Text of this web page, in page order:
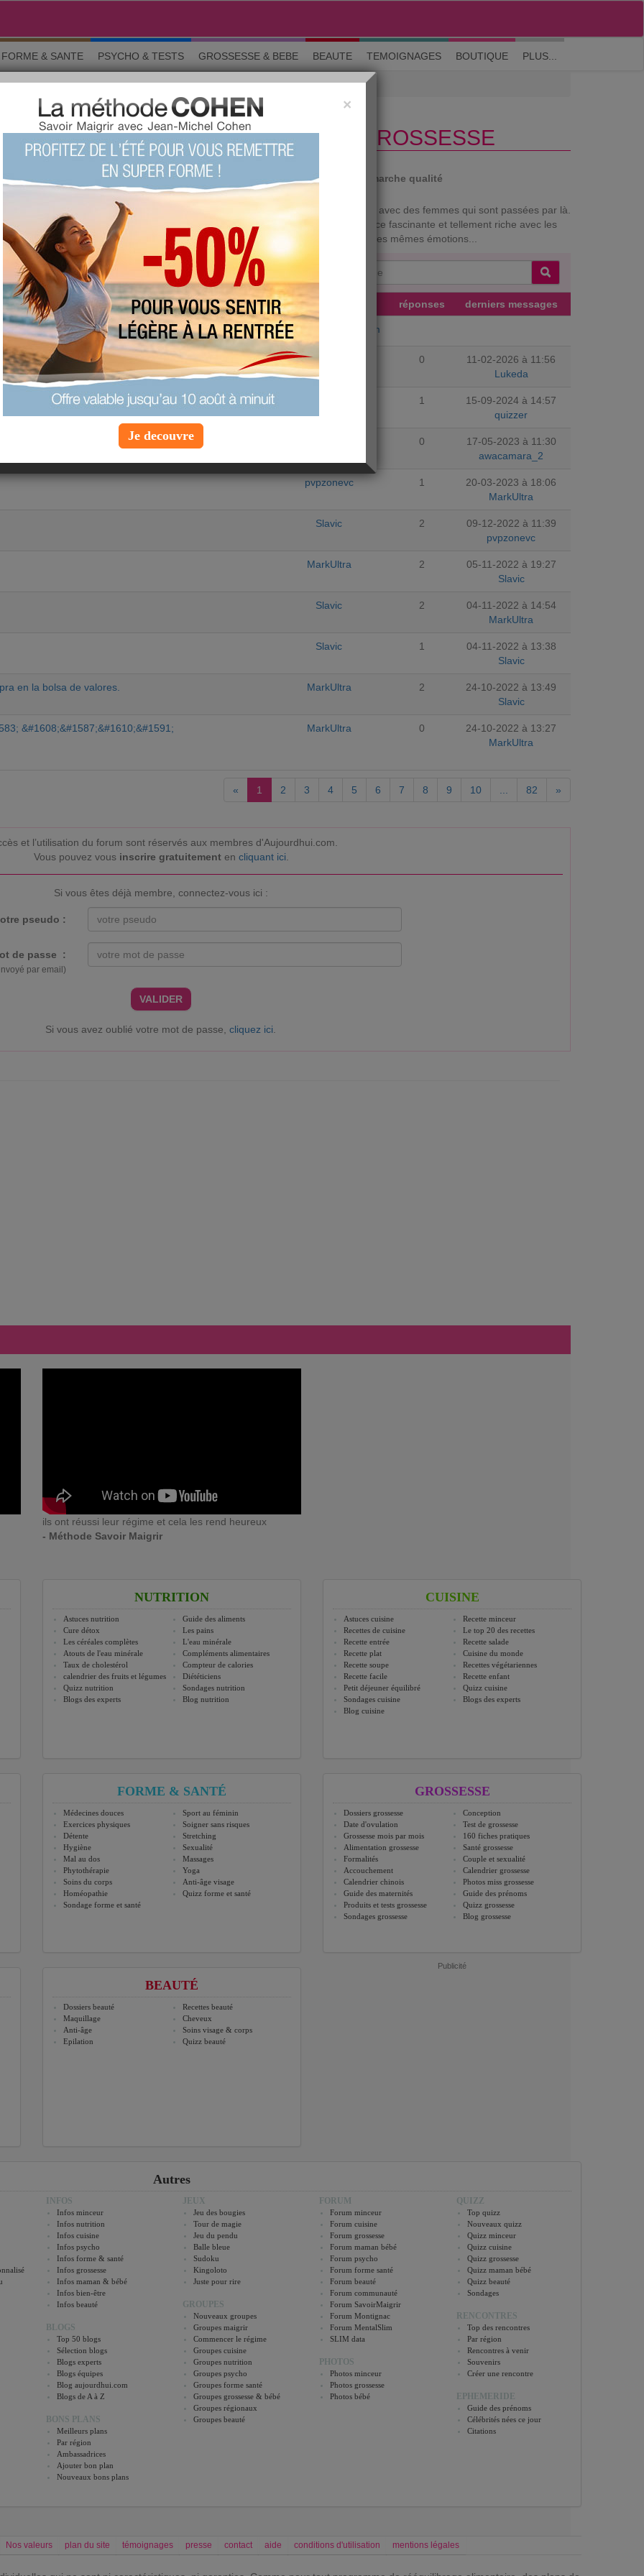
M'inscrire| Me connecter| ? Visite guidée
FORME & SANTE PSYCHO & TESTS GROSSESSE & BEBE BEAUTE TEMOIGNAGES BOUTIQUE PLUS...
vivre sa grossesse
ENCEINTE ET BIEN VIVRE SA GROSSESSE
& tests Grossesse Maman & bébé Beauté La communauté Démarche qualité
êtes heureuse ou, peut-être un peu prise de cours. C'est le moment d'en parler avec des femmes qui sont passées par là.
et de petits tracas. Venez partager les petites histoires de cette expérience fascinante et tellement riche avec les
chose que vous, se posent les mêmes questions et sont en train de vivre les mêmes émotions...
Chercher un sujet particulier :
SUJETS réponses derniers messages
equipe-aujourdhuicom
Lukeda 0
11-02-2026 à 11:56
Lukeda
1
15-09-2024 à 14:57
quizzer
0
17-05-2023 à 11:30
awacamara_2
pvpzonevc 1
20-03-2023 à 18:06
MarkUltra
Slavic 2
09-12-2022 à 11:39
pvpzonevc
MarkUltra 2
05-11-2022 à 19:27
Slavic
Slavic 2
04-11-2022 à 14:54
MarkUltra
Slavic 1
04-11-2022 à 13:38
Slavic
en la bolsa de valores. MarkUltra 2
24-10-2022 à 13:49
Slavic
&#1608;&#1587;&#1610;&#1591; MarkUltra 0
24-10-2022 à 13:27
MarkUltra
« 1 2 3 4 5 6 7 8 9 10 82 »
et l’utilisation du forum sont réservés aux membres d'Aujourdhui.com.
Vous pouvez vous inscrire gratuitementen cliquant ici
Si vous êtes déjà membre, connectez-vous ici :
pseudo :
de passe :
par email)
VALIDER
Si vous avez oublié votre mot de passe,cliquez ici
ils ont réussi leur régime et cela les rend heureux
- Méthode Savoir Maigrir
NUTRITION
Astuces nutrition
Guide des aliments
Cure détox
Les pains
Les céréales complètes
L'eau minérale
Atouts de l'eau minérale
Compléments alimentaires
Taux de cholestérol
Compteur de calories
calendrier des fruits et légumes
Diététiciens
Quizz nutrition
Sondages nutrition
Blogs des experts
Blog nutrition
CUISINE
Astuces cuisine
Recette minceur
Recettes de cuisine
Le top 20 des recettes
Recette entrée
Recette salade
Recette plat
Cuisine du monde
Recette soupe
Recettes végétariennes
Recette facile
Recette enfant
Petit déjeuner équilibré
Quizz cuisine
Sondages cuisine
Blogs des experts
Blog cuisine
FORME & SANTÉ
Médecines douces
Sport au féminin
Exercices physiques
Soigner sans risques
Détente
Stretching
Hygiène
Sexualité
Mal au dos
Massages
Phytothérapie
Yoga
Soins du corps
Anti-âge visage
Homéopathie
Quizz forme et santé
Sondage forme et santé
GROSSESSE
Dossiers grossesse
Conception
Date d'ovulation
Test de grossesse
Grossesse mois par mois
160 fiches pratiques
Alimentation grossesse
Santé grossesse
Formalités
Couple et sexualité
Accouchement
Calendrier grossesse
Calendrier chinois
Photos miss grossesse
Guide des maternités
Guide des prénoms
Produits et tests grossesse
Quizz grossesse
Sondages grossesse
Blog grossesse
BEAUTÉ
Dossiers beauté
Recettes beauté
Maquillage
Cheveux
Anti-âge
Soins visage & corps
Epilation
Quizz beauté
Publicité
Autres
INFOS
Infos minceur
Infos nutrition
Infos cuisine
Infos psycho
Infos forme & santé
Infos grossesse
Infos maman & bébé
Infos bien-être
Infos beauté
BLOGS
Top 50 blogs
Sélection blogs
Blogs experts
Blogs équipes
Blog aujourdhui.com
Blogs de A à Z
BONS PLANS
Meilleurs plans
Par région
Ambassadrices
Ajouter bon plan
Nouveaux bons plans
JEUX
Jeu des bougies
Tour de magie
Jeu du pendu
Balle bleue
Sudoku
Kingoloto
Juste pour rire
GROUPES
Nouveaux groupes
Groupes maigrir
Commencer le régime
Groupes cuisine
Groupes nutrition
Groupes psycho
Groupes forme santé
Groupes grossesse & bébé
Groupes régionaux
Groupes beauté
FORUM
Forum minceur
Forum cuisine
Forum grossesse
Forum maman bébé
Forum psycho
Forum forme santé
Forum beauté
Forum communauté
Forum SavoirMaigrir
Forum Montignac
Forum MentalSlim
SLIM data
PHOTOS
Photos minceur
Photos grossesse
Photos bébé
QUIZZ
Top quizz
Nouveaux quizz
Quizz minceur
Quizz cuisine
Quizz grossesse
Quizz maman bébé
Quizz beauté
Sondages
RENCONTRES
Top des rencontres
Par région
Rencontres à venir
Souvenirs
Créer une rencontre
EPHEMERIDE
Guide des prénoms
Célébrités nées ce jour
Citations
Nos valeurs plan du site témoignages presse contact aide conditions d'utilisation mentions légales
×
Je decouvre